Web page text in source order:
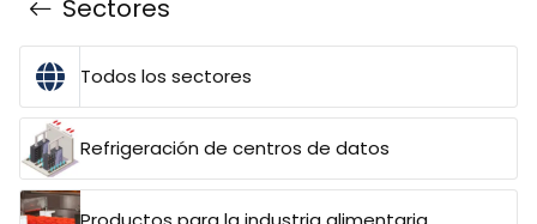
Sectores
Todos los sectores
Refrigeración de centros de datos